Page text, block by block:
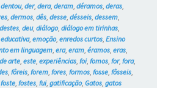
dentou, der, dera, deram, déramos, deras,
, dermos, dês, desse, désseis, dessem,
destes, deu, diálogo, diálogo em tirinhas,
educativa, emoção, enredos curtos, Ensino
em linguagem, era, eram, éramos, eras,
arte, este, experiências, foi, fomos, for, fora,
, fôreis, forem, fores, formos, fosse, fôsseis,
foste, fostes, fui, gatificação, Gatos, gatos